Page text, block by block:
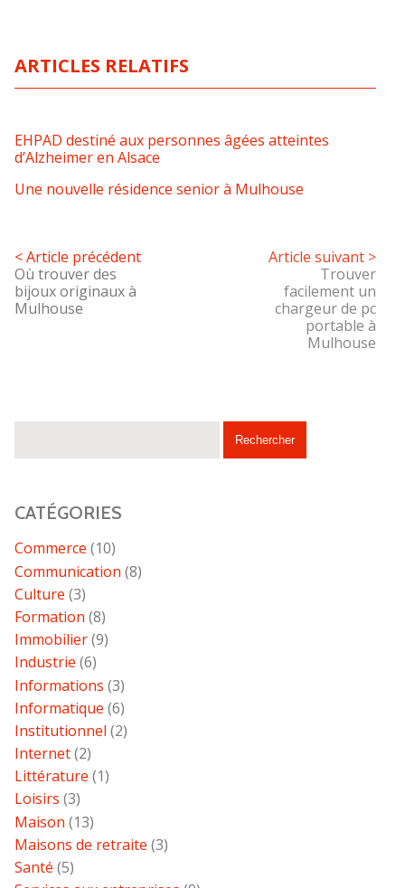
ARTICLES RELATIFS
EHPAD destiné aux personnes âgées atteintes
d’Alzheimer en Alsace
Une nouvelle résidence senior à Mulhouse
< Article précédent
Où trouver des
bijoux originaux à
Mulhouse
Article suivant >
Trouver
facilement un
chargeur de pc
portable à
Mulhouse
CATÉGORIES
Commerce (10)
Communication (8)
Culture (3)
Formation (8)
Immobilier(9)
Industrie (6)
Informations (3)
Informatique (6)
Institutionnel (2)
Internet(2)
Littérature (1)
Loisirs (3)
Maison (13)
Maisons de retraite (3)
Santé (5)